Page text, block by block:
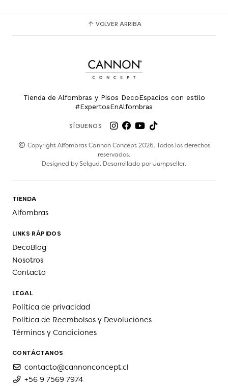
VOLVER ARRIBA
Tienda de Alfombras y Pisos DecoEspacios con estilo
#ExpertosEnAlfombras
SÍGUENOS
Copyright Alfombras Cannon Concept 2026. Todos los derechos
reservados.
Designed bySelgud. Desarrollado porJumpseller.
TIENDA
Alfombras
LINKS RÁPIDOS
DecoBlog
Nosotros
Contacto
LEGAL
Política de privacidad
Política de Reembolsos y Devoluciones
Términos y Condiciones
CONTÁCTANOS
contacto@cannonconcept.cl
+56 9 7569 7974